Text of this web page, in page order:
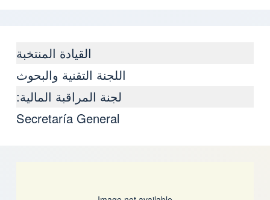
القيادة المنتخبة
اللجنة التقنية والبحوث
لجنة المراقبة المالية:
Secretaría General